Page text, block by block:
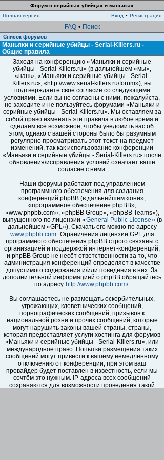
Форум о серийных убийцах и маньяках
Полная версия
Вход • Регистрация
FAQ • Поиск
Список форумов
Маньяки и серийные убийцы - Serial-Killers.ru -
Общие правила
Заходя на конференцию «Маньяки и серийные
убийцы - Serial-Killers.ru» (в дальнейшем «мы»,
«наш», «Маньяки и серийные убийцы - Serial-
Killers.ru», «http://www.serial-killers.ru/forum»), вы
подтверждаете своё согласие со следующими
условиями. Если вы не согласны с ними, пожалуйста,
не заходите и не пользуйтесь форумами «Маньяки и
серийные убийцы - Serial-Killers.ru». Мы оставляем за
собой право изменять эти правила в любое время и
сделаем всё возможное, чтобы уведомить вас об
этом, однако с вашей стороны было бы разумным
регулярно просматривать этот текст на предмет
изменений, так как использование конференции
«Маньяки и серийные убийцы - Serial-Killers.ru» после
обновления/исправления условий означает ваше
согласие с ними.
Наши форумы работают под управлением
программного обеспечения для создания
конференций phpBB (в дальнейшем «они»,
«программное обеспечение phpBB»,
«www.phpbb.com», «phpBB Group», «phpBB Teams»),
выпущенного по лицензии «General Public License» (в
дальнейшем «GPL»). Скачать его можно по адресу
www.phpbb.com. Ограничения лицензии GPL для
программного обеспечения phpBB строго связаны с
организацией и поддержкой интернет-конференций,
и phpBB Group не несёт ответственности за то, что
администрация конференций определяет в качестве
допустимого содержания и/или поведения в них. За
дополнительной информацией о phpBB обращайтесь
по адресу http://www.phpbb.com/.
Вы соглашаетесь не размещать оскорбительных,
угрожающих, клеветнических сообщений,
порнографических сообщений, призывов к
национальной розни и прочих сообщений, которые
могут нарушить законы вашей страны, страны,
которая предоставляет услуги хостинга для форумов
«Маньяки и серийные убийцы - Serial-Killers.ru», или
международное право. Попытки размещения таких
сообщений могут привести к вашему немедленному
отключению от конференции, при этом ваш
провайдер будет поставлен в известность, если мы
сочтём это нужным. IP-адреса всех сообщений
сохраняются для возможности проведения такой